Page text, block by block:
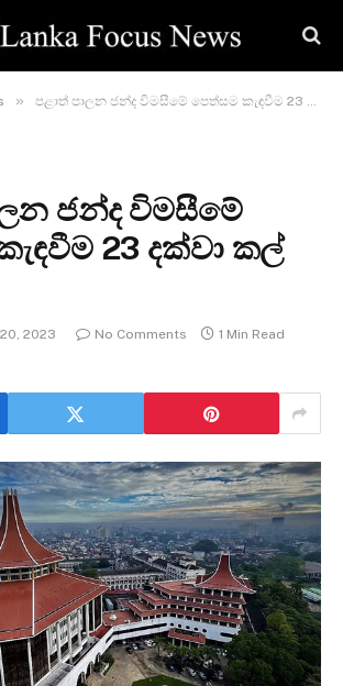
» පළාත් පාලන ජන්ද විමසීමේ පෙත්සම කැඳවීම 23 දක්වා කල් දැමේ
ජන්ද විමසීමේ
23 දක්වා කල්
2023 No Comments
1 Min Read